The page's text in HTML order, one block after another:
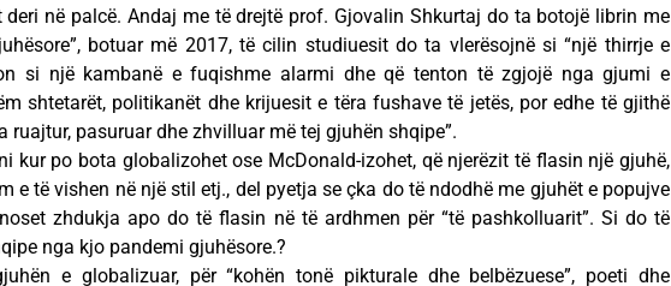
deri në palcë. Andaj me të drejtë prof. Gjovalin Shkurtaj do ta botojë librin me
botuar më 2017, të cilin studiuesit do ta vlerësojnë si “një thirrje e
si një kambanë e fuqishme alarmi dhe që tenton të zgjojë nga gjumi e
shtetarët, politikanët dhe krijuesit e tëra fushave të jetës, por edhe të gjithë
ruajtur, pasuruar dhe zhvilluar më tej gjuhën shqipe”.
kur po bota globalizohet ose McDonald-izohet, që njerëzit të flasin një gjuhë,
e të vishen në një stil etj., del pyetja se çka do të ndodhë me gjuhët e popujve
zhdukja apo do të flasin në të ardhmen për “të pashkolluarit”. Si do të
nga kjo pandemi gjuhësore.?
e globalizuar, për “kohën tonë pikturale dhe belbëzuese”, poeti dhe